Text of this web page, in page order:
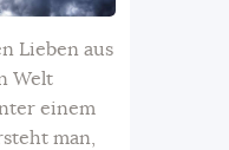
Lieben aus
Welt
einem
man,